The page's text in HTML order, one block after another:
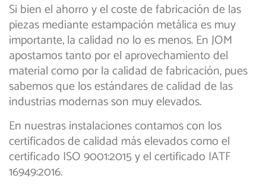
Si bien el ahorro y el coste de fabricación de las
piezas mediante estampación metálica es muy
importante, la calidad no lo es menos. En JOM
apostamos tanto por el aprovechamiento del
material como por la calidad de fabricación, pues
sabemos que los estándares de calidad de las
industrias modernas son muy elevados.
En nuestras instalaciones contamos con los
certificados de calidad más elevados como el
certificado ISO 9001:2015 y el certificado IATF
16949:2016.